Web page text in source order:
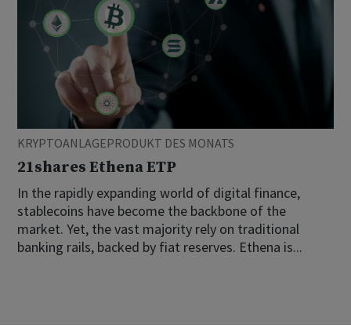
KRYPTOANLAGEPRODUKT DES MONATS
21shares Ethena ETP
In the rapidly expanding world of digital finance,
stablecoins have become the backbone of the
market. Yet, the vast majority rely on traditional
banking rails, backed by fiat reserves. Ethena is...